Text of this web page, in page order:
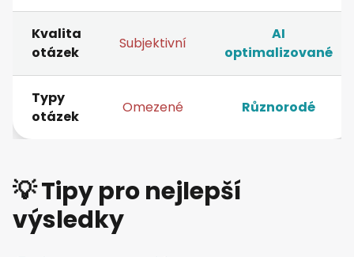
Kvalita
otázek
Subjektivní
AI
optimalizované
Typy
otázek
Omezené Různorodé
💡 Tipy pro nejlepší
výsledky